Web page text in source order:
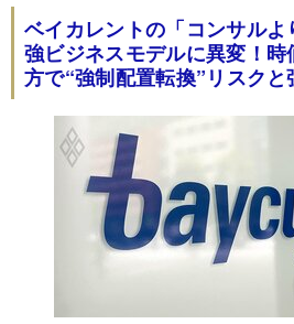
ベイカレントの「コンサル
強ビジネスモデルに異変！
方で“強制配置転換”リスク